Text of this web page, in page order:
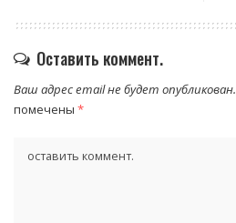
Оставить коммент.
Ваш адрес email не будет опубликован.
помечены *